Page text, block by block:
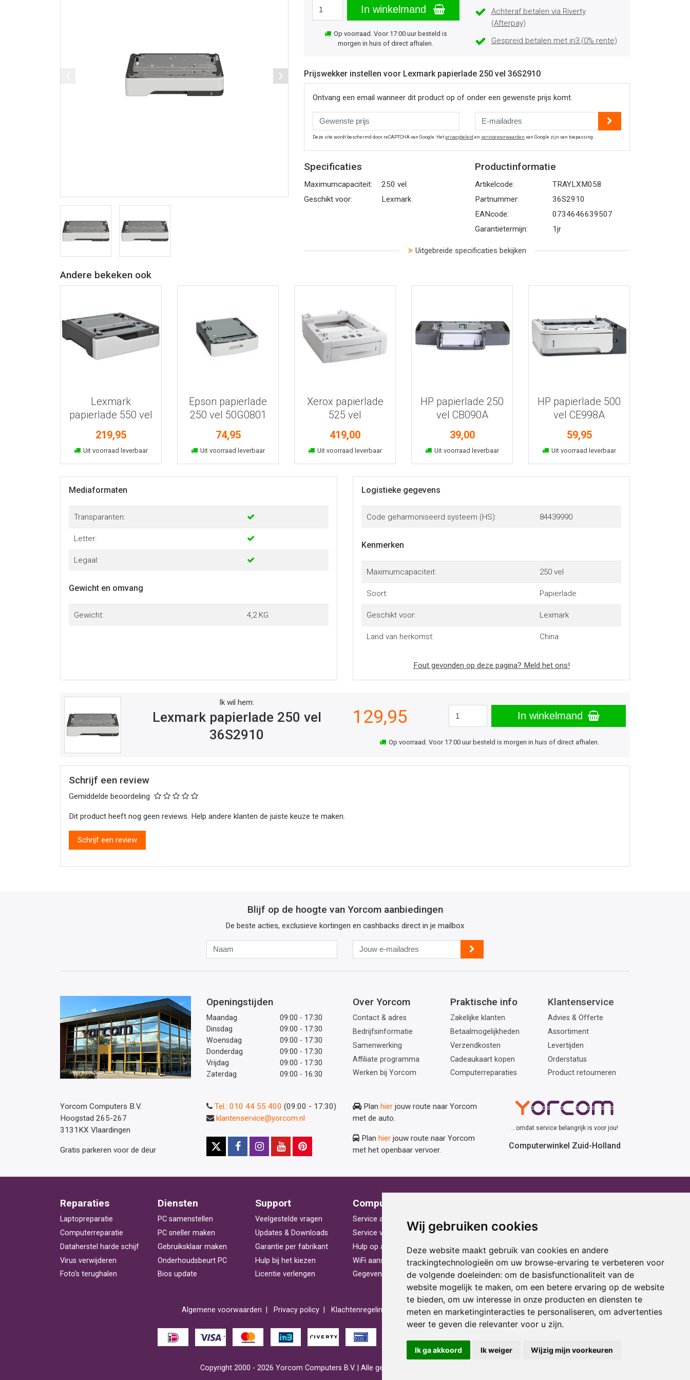
Wij gebruiken cookies
Deze website maakt gebruik van cookies en andere
trackingtechnologieën om uw browse-ervaring te verbeteren voor
de volgende doeleinden: om de basisfunctionaliteit van de
website mogelijk te maken, om een betere ervaring op de website
te bieden, om uw interesse in onze producten en diensten te
meten en marketinginteracties te personaliseren, om advertenties
weer te geven die relevanter voor u zijn.
Ik ga akkoord Ik weiger Wijzig mijn voorkeuren
In winkelmand
Op voorraad. Voor 17:00 uur besteld is
morgen in huis of direct afhalen.
Achteraf betalen via Riverty
(Afterpay)
Gespreid betalen met in3 (0% rente)
Prijswekker instellen voor Lexmark papierlade 250 vel 36S2910
Ontvang een email wanneer dit product op of onder een gewenste prijs komt.
Deze site wordt beschermd door reCAPTCHA van Google. Het privacybeleid en servicevoorwaarden van Google zijn van toepassing.
Specificaties
Maximumcapaciteit:
250 vel
Geschikt voor:
Lexmark
Productinformatie
Artikelcode:
TRAYLXM058
Partnummer:
36S2910
EANcode:
0734646639507
Garantietermijn:
1jr
Uitgebreide specificaties bekijken
Andere bekeken ook
Bekijk meer informatie
Lexmark
papierlade 550 vel
40C2100
219,95
Uit voorraad leverbaar
In winkelmand
Bekijk meer informatie
Epson papierlade
250 vel 50G0801
74,95
Uit voorraad leverbaar
In winkelmand
Bekijk meer informatie
Xerox papierlade
525 vel
097S03638
419,00
Uit voorraad leverbaar
In winkelmand
Bekijk meer informatie
HP papierlade 250
vel CB090A
39,00
Uit voorraad leverbaar
In winkelmand
Bekijk meer informatie
HP papierlade 500
vel CE998A
59,95
Uit voorraad leverbaar
In winkelmand
Mediaformaten
Transparanten:
Letter:
Legaal:
Gewicht en omvang
Gewicht: 4,2 KG
Logistieke gegevens
Code geharmoniseerd systeem (HS): 84439990
Kenmerken
Maximumcapaciteit: 250 vel
Soort: Papierlade
Geschikt voor: Lexmark
Land van herkomst: China
Fout gevonden op deze pagina? Meld het ons!
Ik wil hem:
Lexmark papierlade 250 vel
36S2910
129,95 In winkelmand
Op voorraad. Voor 17:00 uur besteld is morgen in huis of direct afhalen.
Schrijf een review
Gemiddelde beoordeling
Dit product heeft nog geen reviews. Help andere klanten de juiste keuze te maken.
Schrijf een review
Blijf op de hoogte van Yorcom aanbiedingen
De beste acties, exclusieve kortingen en cashbacks direct in je mailbox
Jouw
e-
mailadres
Openingstijden
Maandag
09:00 - 17:30
Dinsdag
09:00 - 17:30
Woensdag
09:00 - 17:30
Donderdag
09:00 - 17:30
Vrijdag
09:00 - 17:30
Zaterdag
09:00 - 16:30
Over Yorcom
Contact & adres
Bedrijfsinformatie
Samenwerking
Affiliate programma
Werken bij Yorcom
Praktische info
Zakelijke klanten
Betaalmogelijkheden
Verzendkosten
Cadeaukaart kopen
Computerreparaties
Klantenservice
Advies & Offerte
Assortiment
Levertijden
Orderstatus
Product retourneren
Yorcom Computers B.V.
Hoogstad 265-267
3131KX Vlaardingen
Gratis parkeren voor de deur
Plan hier jouw route naar Yorcom
met de auto.
Plan hier jouw route naar Yorcom
met het openbaar vervoer.
Tel.: 010 44 55 400 (09:00 - 17:30)
klantenservice@yorcom.nl
...omdat service belangrijk is voor jou!
Computerwinkel Zuid-Holland
Reparaties
Laptopreparatie
Computerreparatie
Dataherstel harde schijf
Virus verwijderen
Foto's terughalen
Diensten
PC samenstellen
PC sneller maken
Gebruiksklaar maken
Onderhoudsbeurt PC
Bios update
Support
Veelgestelde vragen
Updates & Downloads
Garantie per fabrikant
Hulp bij het kiezen
Licentie verlengen
Computerhulp
Service aan huis
Service voor bedrijven
Hulp op afstand
WiFi aansluiten
Gegevens herstellen
Statafel huren
Laptop huren
Beamer huren
Racestoel huren
Projectiescherm huren
Cadeau ideeën
Print service
Kortingscode
Algemene voorwaarden Privacy policy Klachtenregeling Reviews Sponsoring Acties
Copyright 2000 - 2026 Yorcom Computers B.V. | Alle getoonde prijzen zijn inclusief btw.